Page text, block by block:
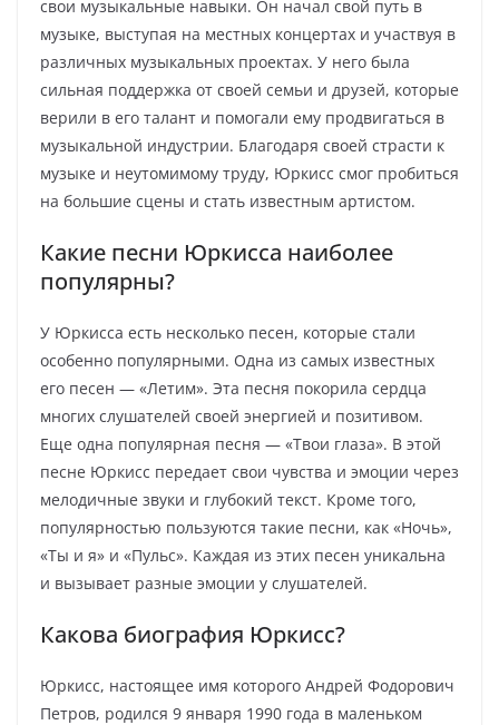
свои музыкальные навыки. Он начал свой путь в
музыке, выступая на местных концертах и участвуя в
различных музыкальных проектах. У него была
сильная поддержка от своей семьи и друзей, которые
верили в его талант и помогали ему продвигаться в
музыкальной индустрии. Благодаря своей страсти к
музыке и неутомимому труду, Юркисс смог пробиться
на большие сцены и стать известным артистом.
Какие песни Юркисса наиболее
популярны?
У Юркисса есть несколько песен, которые стали
особенно популярными. Одна из самых известных
его песен — «Летим». Эта песня покорила сердца
многих слушателей своей энергией и позитивом.
Еще одна популярная песня — «Твои глаза». В этой
песне Юркисс передает свои чувства и эмоции через
мелодичные звуки и глубокий текст. Кроме того,
популярностью пользуются такие песни, как «Ночь»,
«Ты и я» и «Пульс». Каждая из этих песен уникальна
и вызывает разные эмоции у слушателей.
Какова биография Юркисс?
Юркисс, настоящее имя которого Андрей Фодорович
Петров, родился 9 января 1990 года в маленьком